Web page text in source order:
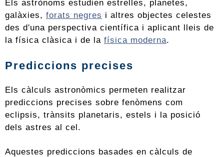
Els astrònoms estudien estrelles, planetes,
galàxies, forats negres i altres objectes celestes
des d'una perspectiva científica i aplicant lleis de
la física clàsica i de la física moderna.
Prediccions precises
Els càlculs astronòmics permeten realitzar
prediccions precises sobre fenòmens com
eclipsis, trànsits planetaris, estels i la posició
dels astres al cel.
Aquestes prediccions basades en càlculs de